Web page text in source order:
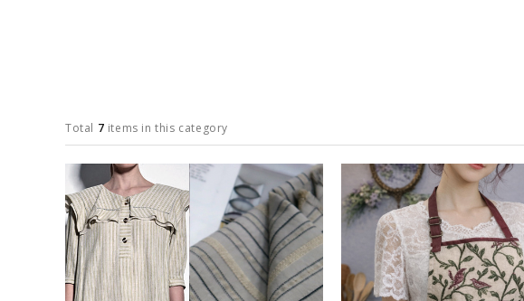
Total 7 items in this category